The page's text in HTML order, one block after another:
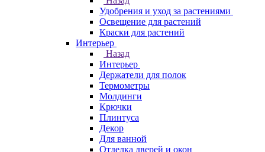
Удобрения и уход за растениями
Освещение для растений
Краски для растений
Интерьер
Назад
Интерьер
Держатели для полок
Термометры
Молдинги
Крючки
Плинтуса
Декор
Для ванной
Отделка дверей и окон